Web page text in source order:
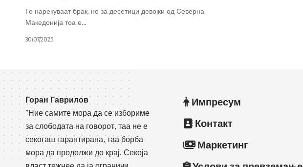
Го нарекуваат брак, но за десетици девојки од Северна
Македонија тоа е…
30/07/2025
Горан Гаврилов
“Ние самите мора да се избориме
за слободата на говорот, таа не е
секогаш гарантирана, таа борба
мора да продолжи до крај. Секоја
Импресум
Контакт
Маркетинг